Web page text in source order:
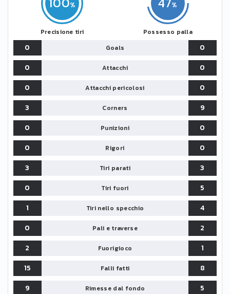
Precisione tiri Possesso palla
0 Goals
0
0
Attacchi
0
0
Attacchi pericolosi
0
3
Corners
9
0
Punizioni
0
0
Rigori
0
3
Tiri parati
3
0
Tiri fuori
5
1
Tiri nello specchio
4
0
Pali e traverse
2
2
Fuorigioco
1
15
Falli fatti
8
9
Rimesse dal fondo
5